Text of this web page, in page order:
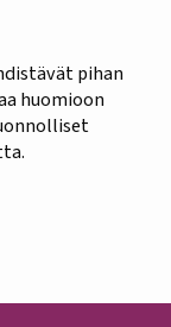
pihan
huomioon